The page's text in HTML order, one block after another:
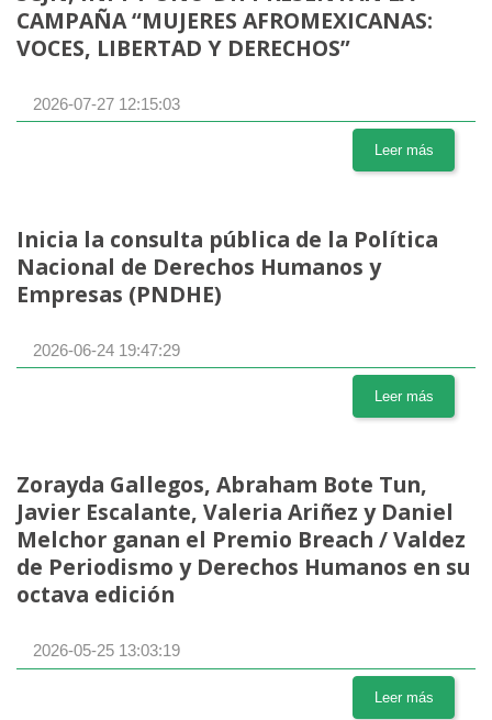
CAMPAÑA “MUJERES AFROMEXICANAS:
VOCES, LIBERTAD Y DERECHOS”
2026-07-27 12:15:03
Leer más
Inicia la consulta pública de la Política
Nacional de Derechos Humanos y
Empresas (PNDHE)
2026-06-24 19:47:29
Leer más
Zorayda Gallegos, Abraham Bote Tun,
Javier Escalante, Valeria Ariñez y Daniel
Melchor ganan el Premio Breach / Valdez
de Periodismo y Derechos Humanos en su
octava edición
2026-05-25 13:03:19
Leer más